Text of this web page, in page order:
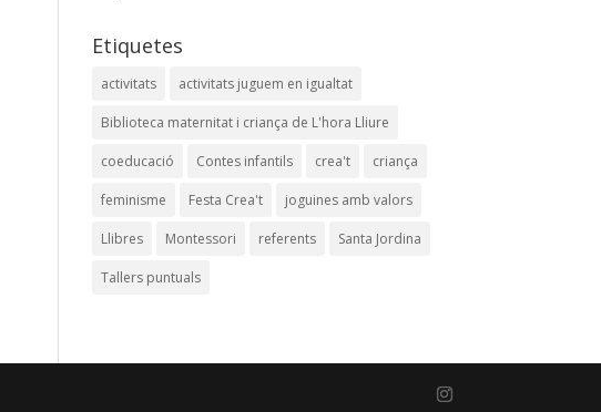
Etiquetes
activitats activitats juguem en igualtat
Biblioteca maternitat i criança de L'hora Lliure
coeducació Contes infantils crea't criança
feminisme Festa Crea't joguines amb valors
Llibres Montessori referents Santa Jordina
Tallers puntuals